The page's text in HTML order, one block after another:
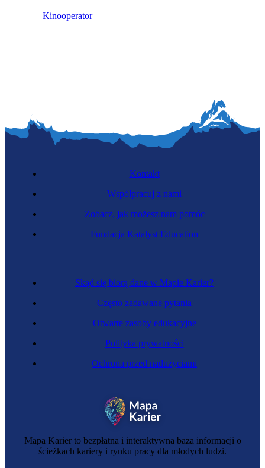
Kinooperator
Mapa Karier to bezpłatna i interaktywna baza informacji o
ścieżkach kariery i rynku pracy dla młodych ludzi.
Skąd się biorą dane w Mapie Karier?
Często zadawane pytania
Otwarte zasoby edukacyjne
Polityka prywatności
Ochrona przed nadużyciami
Kontakt
Współpracuj z nami
Zobacz, jak możesz nam pomóc
Fundacja Katalyst Education